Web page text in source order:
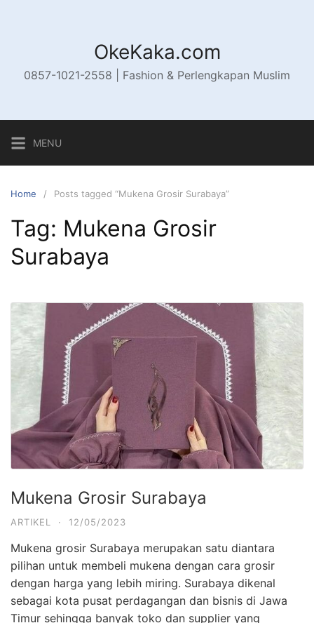
OkeKaka.com
0857-1021-2558 | Fashion & Perlengkapan Muslim
MENU
Home Posts tagged “Mukena Grosir Surabaya”
Tag: Mukena Grosir
Surabaya
Mukena Grosir Surabaya
ARTIKEL · 12/05/2023
Mukena grosir Surabaya merupakan satu diantara
pilihan untuk membeli mukena dengan cara grosir
dengan harga yang lebih miring. Surabaya dikenal
sebagai kota pusat perdagangan dan bisnis di Jawa
Timur sehingga banyak toko dan supplier yang